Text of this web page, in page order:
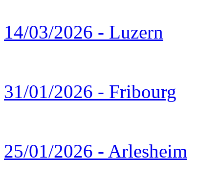
14/03/2026 - Luzern
31/01/2026 - Fribourg
25/01/2026 - Arlesheim